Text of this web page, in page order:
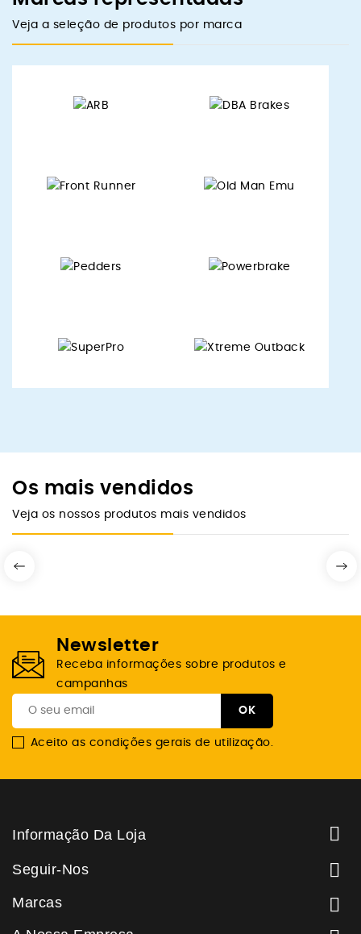
Veja a seleção de produtos por marca
Os mais vendidos
Veja os nossos produtos mais vendidos
Newsletter
Receba informações sobre produtos e
campanhas
Aceito as condições gerais de utilização.
Informação Da Loja 
Seguir-Nos 
Marcas 